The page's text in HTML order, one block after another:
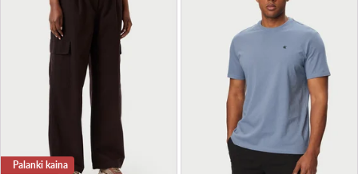
Palanki kaina